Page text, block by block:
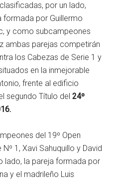
por un lado,
por Guillermo
y como subcampeones
ambas parejas competirán
los Cabezas de Serie 1 y
en la inmejorable
frente al edificio
segundo Título del24º
del 19º Open
1, Xavi Sahuquillo y David
lado, la pareja formada por
y el madrileño Luis